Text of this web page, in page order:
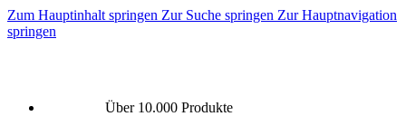
Zum Hauptinhalt springen Zur Suche springen Zur Hauptnavigation
springen
Über 10.000 Produkte